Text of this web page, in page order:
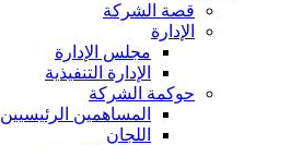
قصة الشركة
الإدارة
مجلس الإدارة
الإدارة التنفيذية
حوكمة الشركة
المساهمين الرئيسيين
اللجان